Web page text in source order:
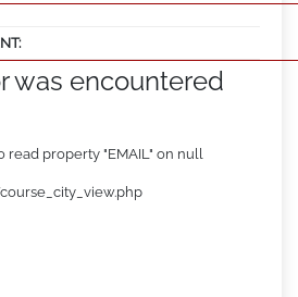
was encountered
read property "EMAIL" on null